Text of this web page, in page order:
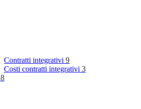
Contratti integrativi 9
Costi contratti integrativi 3
8